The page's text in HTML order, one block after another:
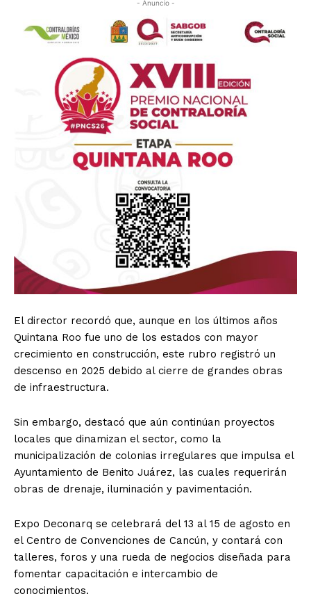
- Anuncio -
El director recordó que, aunque en los últimos años
Quintana Roo fue uno de los estados con mayor
crecimiento en construcción, este rubro registró un
descenso en 2025 debido al cierre de grandes obras
de infraestructura.
Sin embargo, destacó que aún continúan proyectos
locales que dinamizan el sector, como la
municipalización de colonias irregulares que impulsa el
Ayuntamiento de Benito Juárez, las cuales requerirán
obras de drenaje, iluminación y pavimentación.
Expo Deconarq se celebrará del 13 al 15 de agosto en
el Centro de Convenciones de Cancún, y contará con
talleres, foros y una rueda de negocios diseñada para
fomentar capacitación e intercambio de
conocimientos.